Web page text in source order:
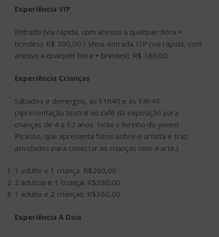
Experiência VIP
Entrada (via rápida, com acesso a qualquer hora +
brindes): R$ 200,00 / Meia-entrada VIP (via rápida, com
acesso a qualquer hora + brindes): R$ 160,00
Experiência Crianças
Sábados e domingos, às 11h40 e às 14h40
(Apresentação teatral no café da exposição para
crianças de 4 a 12 anos. Inclui o livrinho do jovem
Picasso, que apresenta fatos sobre o artista e traz
atividades para conectar as crianças com a arte.)
1 adulto e 1 criança: R$260,00
2 adultos e 1 criança: R$380,00
1 adulto e 2 crianças: R$360,00
Experiência A Dois